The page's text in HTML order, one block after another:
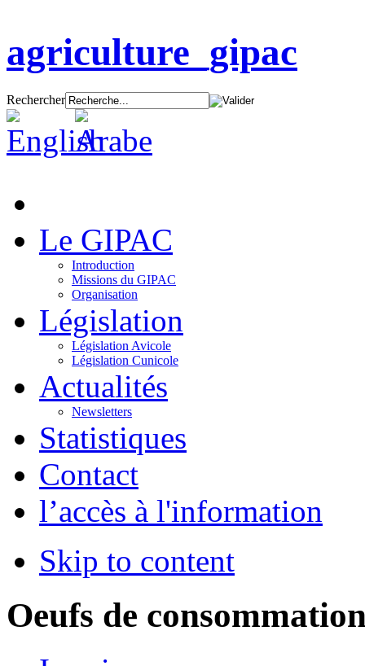
agriculture_gipac
Rechercher
Le GIPAC
Introduction
Missions du GIPAC
Organisation
Législation
Législation Avicole
Législation Cunicole
Actualités
Newsletters
Statistiques
Contact
l’accès à l'information
Skip to content
Oeufs de